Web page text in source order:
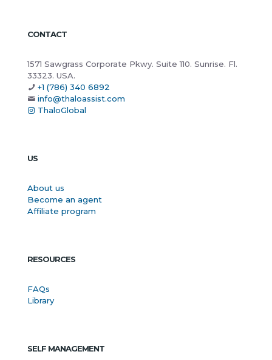
CONTACT
1571 Sawgrass Corporate Pkwy. Suite 110. Sunrise. Fl.
33323. USA.
+1 (786) 340 6892
info@thaloassist.com
ThaloGlobal
US
About us
Become an agent
Affiliate program
RESOURCES
FAQs
Library
SELF MANAGEMENT